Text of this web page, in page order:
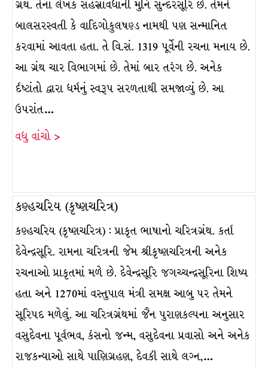
ગ્રંથ. તેના લેખક સહસ્રાવધાની મુનિ સુન્દરસૂરિ છે. તેમને
બાલસરસ્વતી કે વાદિગોકુલષણ્ડ નામથી પણ સન્માનિત
કરવામાં આવતા હતા. તે વિ.સં. 1319 પૂર્વેની રચના મનાય છે.
આ ગ્રંથ ચાર વિભાગમાં છે. તેમાં બાર તરંગ છે. અનેક
ર્દષ્ટાંતો દ્વારા ધર્મનું સ્વરૂપ સરળતાથી સમજાવ્યું છે. આ
ઉપરાંત…
વધુ વાંચો >
કણ્હચરિય (કૃષ્ણચરિત્ર)
કણ્હચરિય (કૃષ્ણચરિત્ર) : પ્રાકૃત ભાષાનો ચરિત્રગ્રંથ. કર્તા
દેવેન્દ્રસૂરિ. રામના ચરિત્રની જેમ શ્રીકૃષ્ણચરિત્રની અનેક
રચનાઓ પ્રાકૃતમાં મળે છે. દેવેન્દ્રસૂરિ જગચ્ચન્દ્રસૂરિના શિષ્ય
હતા અને 1270માં વસ્તુપાલ મંત્રી સમક્ષ આબુ પર તેમને
સૂરિપદ મળેલું. આ ચરિત્રગ્રંથમાં જૈન પુરાણકલ્પના અનુસાર
વસુદેવના પૂર્વભવ, કંસનો જન્મ, વસુદેવના પ્રવાસો અને અનેક
રાજકન્યાઓ સાથે પાણિગ્રહણ, દેવકી સાથે લગ્ન,…